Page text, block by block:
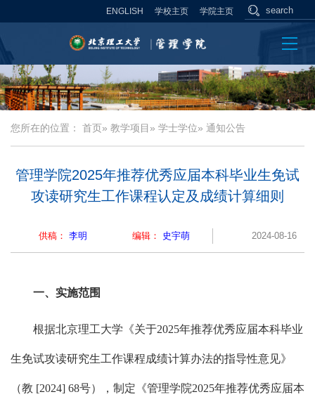
ENGLISH 学校主页 学院主页
您所在的位置： 首页» 教学项目 » 学士学位» 通知公告
管理学院2025年推荐优秀应届本科毕业生免试
攻读研究生工作课程认定及成绩计算细则
供稿： 李明 编辑： 史宇萌 2024-08-16
一、实施范围
根据北京理工大学《关于2025年推荐优秀应届本科毕业
生免试攻读研究生工作课程成绩计算办法的指导性意见》
（教 [2024] 68号），制定《管理学院2025年推荐优秀应届本